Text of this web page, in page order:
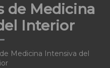
de Medicina
Interior
Medicina Intensiva del